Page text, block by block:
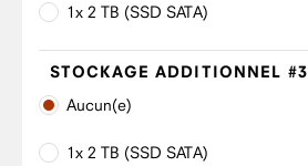
1x 2 TB (SSD SATA)
STOCKAGE ADDITIONNEL #3
Aucun(e)
1x 2 TB (SSD SATA)